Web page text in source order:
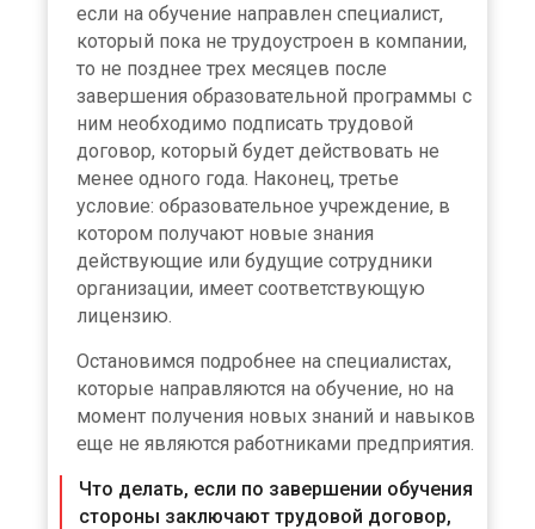
если на обучение направлен специалист,
который пока не трудоустроен в компании,
то не позднее трех месяцев после
завершения образовательной программы с
ним необходимо подписать трудовой
договор, который будет действовать не
менее одного года. Наконец, третье
условие: образовательное учреждение, в
котором получают новые знания
действующие или будущие сотрудники
организации, имеет соответствующую
лицензию.
Остановимся подробнее на специалистах,
которые направляются на обучение, но на
момент получения новых знаний и навыков
еще не являются работниками предприятия.
Что делать, если по завершении обучения
стороны заключают трудовой договор,